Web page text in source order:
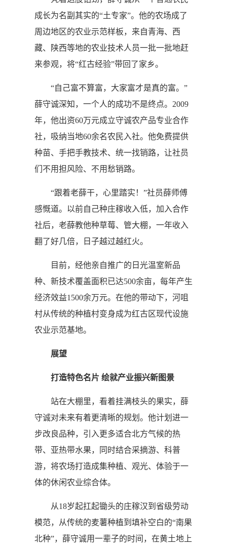
成长为名副其实的“土专家”。他的农场成了
周边地区的农业示范样板，来自青海、西
藏、陕西等地的农业技术人员一批一批地赶
来参观，将“红古经验”带回了家乡。
“自己富不算富，大家富才是真的富。”
薛守诚深知，一个人的成功不是终点。2009
年，他出资60万元成立守诚农产品专业合作
社，吸纳当地60余名农民入社。他免费提供
种苗、手把手教技术、统一找销路，让社员
们不用担风险、不用愁销路。
“跟着老薛干，心里踏实！”社员薛师傅
感慨道。以前自己种庄稼收入低，加入合作
社后，老薛教他种草莓、管大棚，一年收入
翻了好几倍，日子越过越红火。
目前，经他亲自推广的日光温室新品
种、新技术覆盖面积已达500余亩，每年产生
经济效益1500余万元。在他的带动下，河咀
村从传统的种植村变身成为红古区现代设施
农业示范基地。
展望
打造特色名片 绘就产业振兴新图景
站在大棚里，看着挂满枝头的果实，薛
守诚对未来有着更清晰的规划。他计划进一
步改良品种，引入更多适合北方气候的热
带、亚热带水果，同时结合采摘游、科普
游，将农场打造成集种植、观光、体验于一
体的休闲农业综合体。
从18岁起扛起锄头的庄稼汉到省级劳动
模范，从传统的麦薯种植到填补空白的“南果
北种”，薛守诚用一辈子的时间，在黄土地上